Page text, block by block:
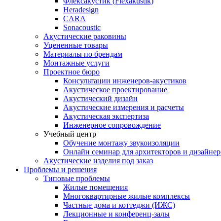
Heradesign
CARA
Sonacoustic
Акустические раковины
Уцененные товары
Материалы по брендам
Монтажные услуги
Проектное бюро
Консультации инженеров-акустиков
Акустическое проектирование
Акустический дизайн
Акустические измерения и расчеты
Акустическая экспертиза
Инженерное сопровождение
Учебный центр
Обучение монтажу звукоизоляции
Онлайн семинар для архитекторов и
Акустические изделия под заказ
Проблемы и решения
Типовые проблемы
Жилые помещения
Многоквартирные жилые комплексы
Частные дома и коттеджи (ИЖС)
Лекционные и конференц-залы